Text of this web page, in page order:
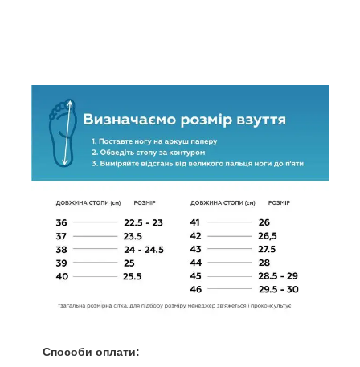
Способи оплати: